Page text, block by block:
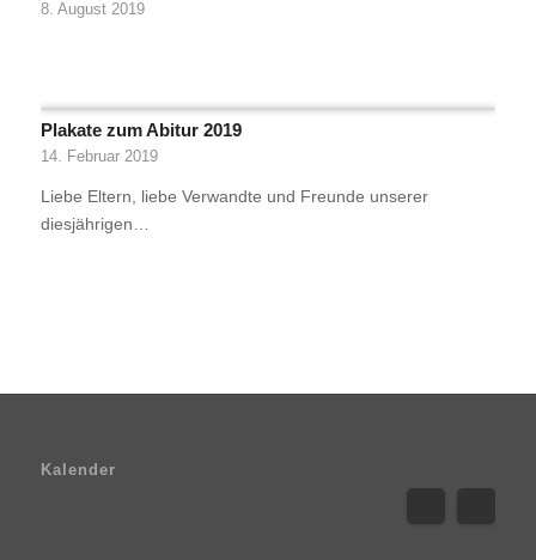
8. August 2019
Plakate zum Abitur 2019
14. Februar 2019
Liebe Eltern, liebe Verwandte und Freunde unserer
diesjährigen…
Kalender